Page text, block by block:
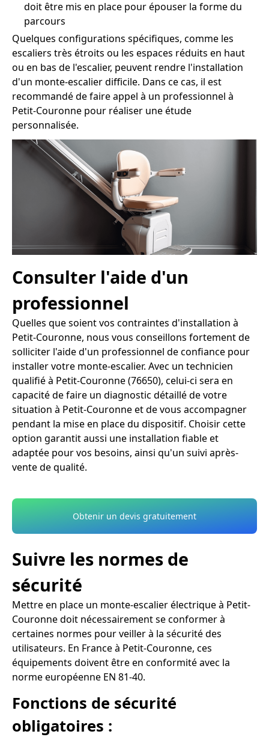
doit être mis en place pour épouser la forme du
parcours
Quelques configurations spécifiques, comme les
escaliers très étroits ou les espaces réduits en haut
ou en bas de l'escalier, peuvent rendre l'installation
d'un monte-escalier difficile. Dans ce cas, il est
recommandé de faire appel à un professionnel à
Petit-Couronne pour réaliser une étude
personnalisée.
Consulter l'aide d'un
professionnel
Quelles que soient vos contraintes d'installation à
Petit-Couronne, nous vous conseillons fortement de
solliciter l'aide d'un professionnel de confiance pour
installer votre monte-escalier. Avec un technicien
qualifié à Petit-Couronne (76650), celui-ci sera en
capacité de faire un diagnostic détaillé de votre
situation à Petit-Couronne et de vous accompagner
pendant la mise en place du dispositif. Choisir cette
option garantit aussi une installation fiable et
adaptée pour vos besoins, ainsi qu'un suivi après-
vente de qualité.
Obtenir un devis gratuitement
Suivre les normes de
sécurité
Mettre en place un monte-escalier électrique à Petit-
Couronne doit nécessairement se conformer à
certaines normes pour veiller à la sécurité des
utilisateurs. En France à Petit-Couronne, ces
équipements doivent être en conformité avec la
norme européenne EN 81-40.
Fonctions de sécurité
obligatoires :